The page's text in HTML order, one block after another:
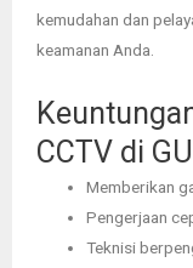
kemudahan dan
keamanan Anda.
CCTV di
Memberikan
Pengerjaan
Teknisi